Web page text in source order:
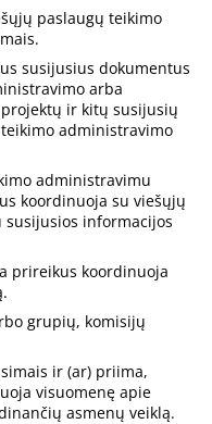
paslaugų teikimo
susijusius dokumentus
arba
ir kitų susijusių
administravimo
administravimu
koordinuoja su viešųjų
informacijos
prireikus koordinuoja
grupių, komisijų
ir (ar) priima,
visuomenę apie
asmenų veiklą.